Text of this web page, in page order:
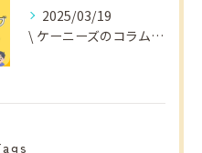
2025/03/19
\ ケーニーズのコラム📚/